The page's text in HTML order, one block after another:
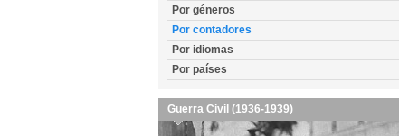
Por géneros
Por contadores
Por idiomas
Por países
Guerra Civil (1936-1939)